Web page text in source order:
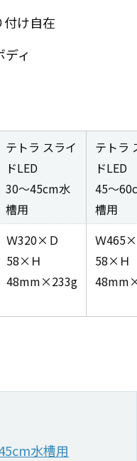
付け自在
ィ
テトラ スライ
ドLED
30〜45cm水
槽用
テトラ
ドLED
45〜
槽用
Ｗ320×Ｄ
58×Ｈ
48mm×233g
Ｗ
58×Ｈ
水槽用